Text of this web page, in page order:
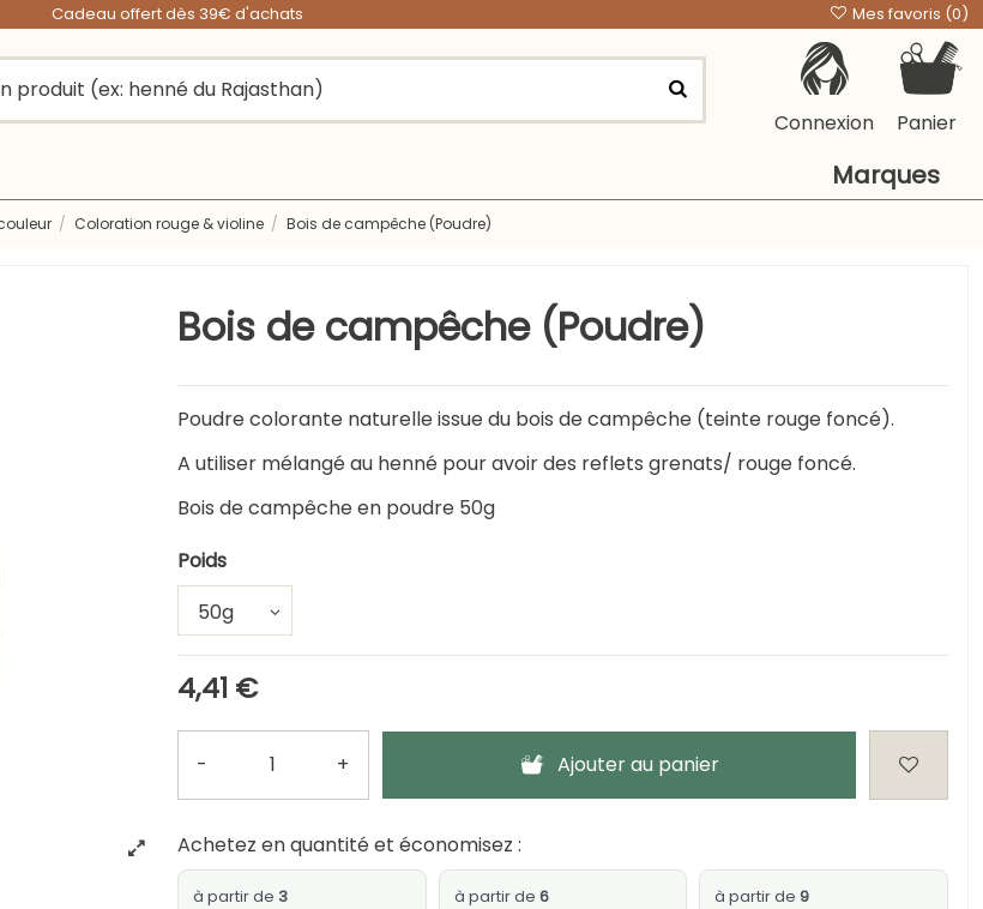
Cadeau offert dès 39€ d'achats Mes favoris (0)
Connexion Panier
Marques
Coloration rouge & violine Bois de campêche (Poudre)
Bois de campêche (Poudre)
Poudre colorante naturelle issue du bois de campêche (teinte rouge foncé).
A utiliser mélangé au henné pour avoir des reflets grenats/ rouge foncé.
Bois de campêche en poudre 50g
Poids
4,41 €
Quantité
- + Ajouter au panier
Achetez en quantité et économisez :
à partir de 3 à partir de 6 à partir de9